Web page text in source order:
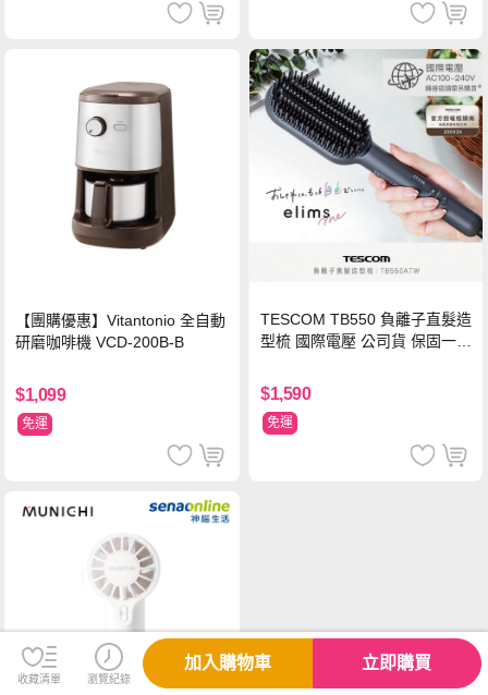
【團購優惠】Vitantonio 全自動
研磨咖啡機 VCD-200B-B
$1,099
免運
TESCOM TB550 負離子直髮造
型梳 國際電壓 公司貨 保固一年
$1,590
免運
收藏清單 瀏覽紀錄
加入購物車 立即購買